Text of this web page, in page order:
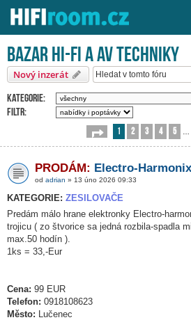
Server o Hi-Fi a AV technice
Bazar HI-FI a AV techniky
Nový inzerát
Kategorie:
Filtr:
Stránka 1z 194
1 2 3 4 5
PRODÁM: Electro-
od adrian » 13 úno 2026 09:33
KATEGORIE: ZESILOVAČE
Predám málo hrane elektronky Electro-
trojicu ( zo štvorice sa jedná rozbila-spadla
max.50 hodín ).
1ks = 33,-Eur
Cena: 99 EUR
Telefon: 0918108623
Město: Lučenec